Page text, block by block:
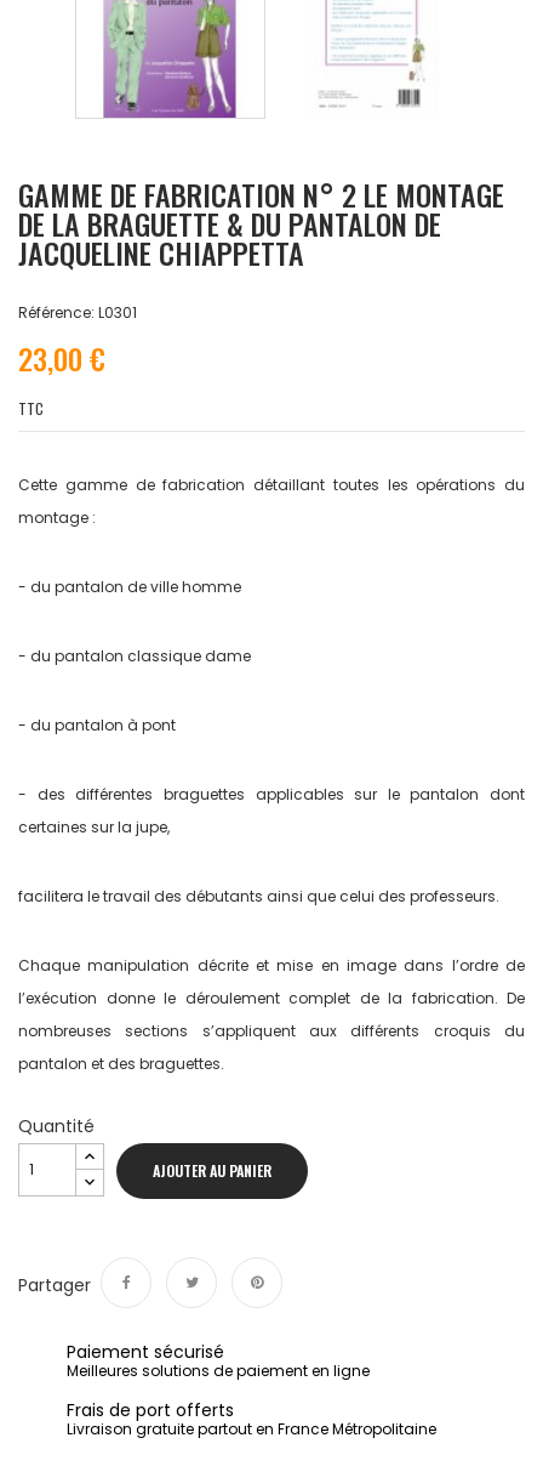
GAMME DE FABRICATION N° 2 LE MONTAGE
DE LA BRAGUETTE & DU PANTALON DE
JACQUELINE CHIAPPETTA
Référence: L0301
23,00 €
TTC
Cette gamme de fabrication détaillant toutes les opérations du
montage :
- du pantalon de ville homme
- du pantalon classique dame
- du pantalon à pont
- des différentes braguettes applicables sur le pantalon dont
certaines sur la jupe,
facilitera le travail des débutants ainsi que celui des professeurs.
Chaque manipulation décrite et mise en image dans l’ordre de
l’exécution donne le déroulement complet de la fabrication. De
nombreuses sections s’appliquent aux différents croquis du
pantalon et des braguettes.
Quantité
AJOUTER AU PANIER
Partager
Paiement sécurisé
Meilleures solutions de paiement en ligne
Frais de port offerts
Livraison gratuite partout en France Métropolitaine